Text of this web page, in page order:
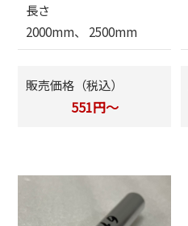
長さ
2000mm、 2500mm
販売価格（税込）
551円～